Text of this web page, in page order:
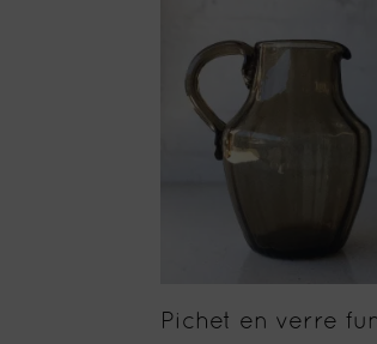
Pichet en verre